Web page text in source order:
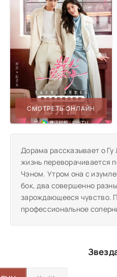
СМОТРЕТЬ ОНЛАЙН
Дорама рассказывает о
жизнь переворачивается
Чэном. Утром она с
бок, два совершенно
зарождающееся чувство.
профессиональное